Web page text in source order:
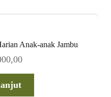
Anak-anak Jambu